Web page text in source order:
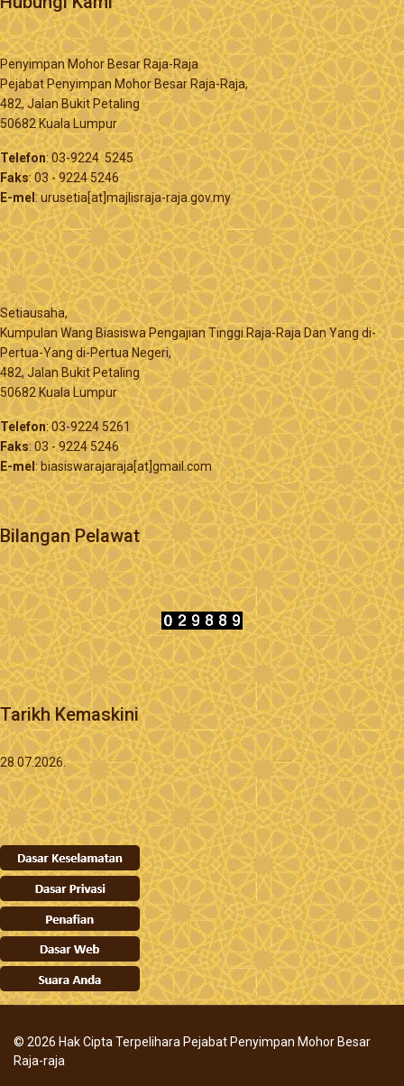
Penyimpan Mohor Besar Raja-Raja
Pejabat Penyimpan Mohor Besar Raja-Raja,
482, Jalan Bukit Petaling
50682 Kuala Lumpur
Telefon: 03-9224 5245
Faks: 03 - 9224 5246
E-mel: urusetia[at]majlisraja-raja.gov.my
Setiausaha,
Kumpulan Wang Biasiswa Pengajian Tinggi Raja-Raja Dan Yang di-
Pertua-Yang di-Pertua Negeri,
482, Jalan Bukit Petaling
50682 Kuala Lumpur
Telefon: 03-9224 5261
Faks: 03 - 9224 5246
E-mel: biasiswarajaraja[at]gmail.com
Bilangan Pelawat
Tarikh Kemaskini
28.07.2026.
© 2026 Hak Cipta Terpelihara Pejabat Penyimpan Mohor Besar
Raja-raja